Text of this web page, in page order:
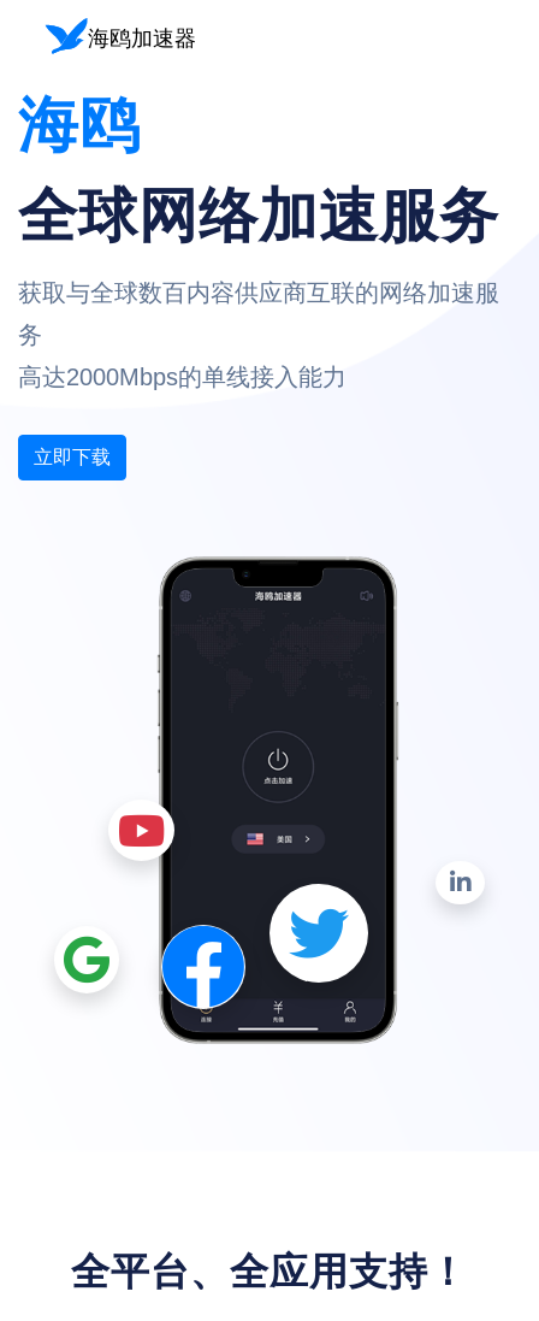
海鸥
全球网络加速服务
获取与全球数百内容供应商互联的网络加速服
务
高达2000Mbps的单线接入能力
立即下载
全平台、全应用支持！